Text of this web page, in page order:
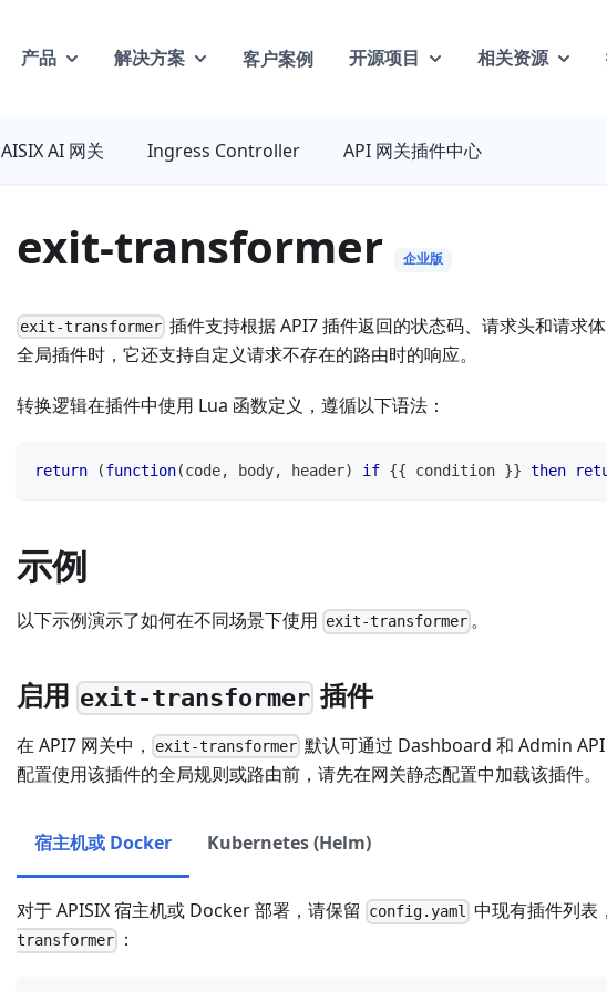
产品 解决方案 客户案例 开源项目 相关资源
AISIX AI 网关 Ingress Controller API 网关插件中心
exit-transformer 企业版
exit-transformer 插件支持根据 API7 插件返回的状态码、请求头和请求
全局插件时，它还支持自定义请求不存在的路由时的响应。
转换逻辑在插件中使用 Lua 函数定义，遵循以下语法：
return (function(code, body, header) if {{ condition }} then
示例
以下示例演示了如何在不同场景下使用 exit-transformer 。
启用 exit-transformer 插件
在 API7 网关中， exit-transformer 默认可通过 Dashboard 和 Admin API
配置使用该插件的全局规则或路由前，请先在网关静态配置中加载该插件。
宿主机或 Docker Kubernetes (Helm)
对于 APISIX 宿主机或 Docker 部署，请保留 config.yaml 中现有插件列表
transformer
：